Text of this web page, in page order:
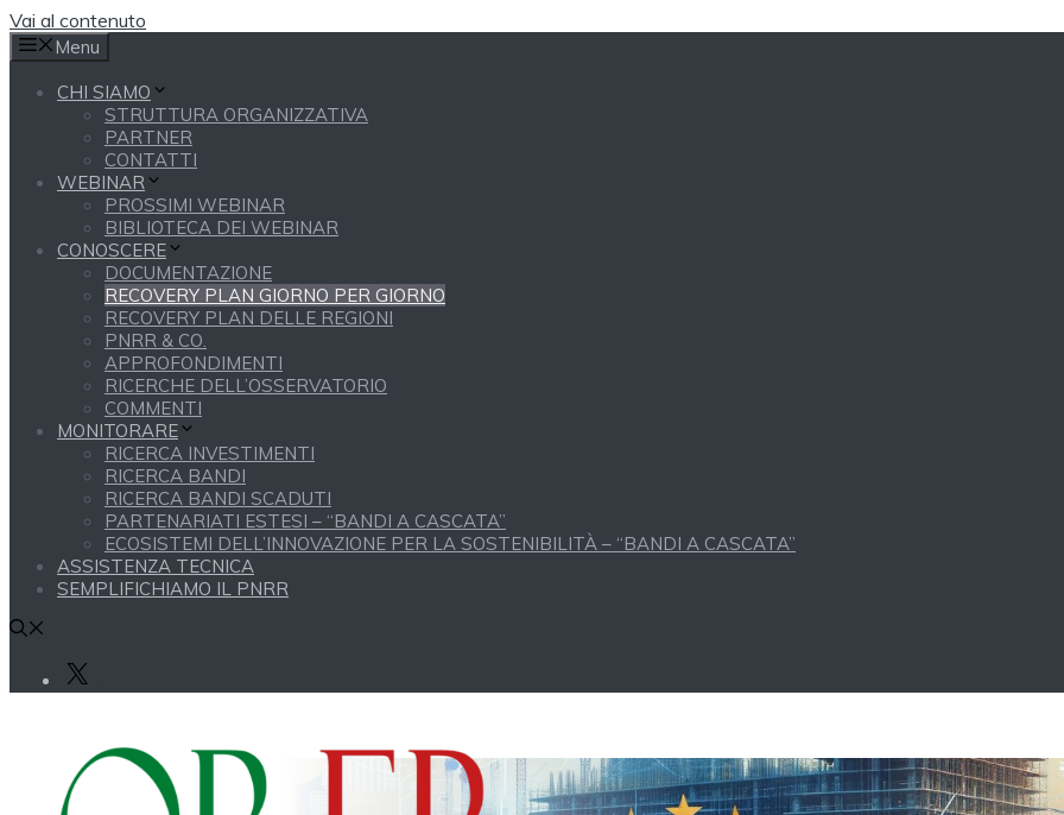
Vai al contenuto
Menu
CHI SIAMO
STRUTTURA ORGANIZZATIVA
PARTNER
CONTATTI
WEBINAR
PROSSIMI WEBINAR
BIBLIOTECA DEI WEBINAR
CONOSCERE
DOCUMENTAZIONE
RECOVERY PLAN GIORNO PER GIORNO
RECOVERY PLAN DELLE REGIONI
PNRR & CO.
APPROFONDIMENTI
RICERCHE DELL’OSSERVATORIO
COMMENTI
MONITORARE
RICERCA INVESTIMENTI
RICERCA BANDI
RICERCA BANDI SCADUTI
PARTENARIATI ESTESI – “BANDI A CASCATA”
ECOSISTEMI DELL’INNOVAZIONE PER LA SOSTENIBILITÀ – “BANDI A CASCATA”
ASSISTENZA TECNICA
SEMPLIFICHIAMO IL PNRR